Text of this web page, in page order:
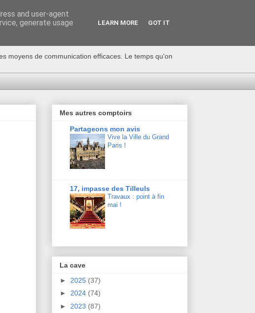
moyens de communication efficaces. Le temps qu'on
Mes autres comptoirs
Partageons mon avis
Vive la Ville du Grand
Paris !
17, impasse des Tilleuls
Travaux : point à fin
mai !
La cave
► 2025 (37)
► 2024 (74)
► 2023 (87)
and user-agent
generate usage
LEARN MORE GOT IT